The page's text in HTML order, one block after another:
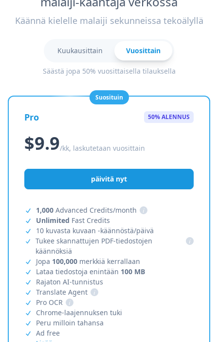
Käännä kielelle malaiji sekunneissa tekoälyllä
Kuukausittain Vuosittain
Säästä jopa 50% vuosittaisella tilauksella
Suosituin
Pro 50% ALENNUS
$9.9/kk, laskutetaan vuosittain
päivitä nyt
1,000 Advanced Credits/month
i
Unlimited Fast Credits
10 kuvasta kuvaan -käännöstä/päivä
Tukee skannattujen PDF-tiedostojen
käännöksiä
i
Jopa 100,000 merkkiä kerrallaan
Lataa tiedostoja enintään 100 MB
Rajaton AI-tunnistus
Translate Agent
i
Pro OCR
i
Chrome-laajennuksen tuki
Peru milloin tahansa
Ad free